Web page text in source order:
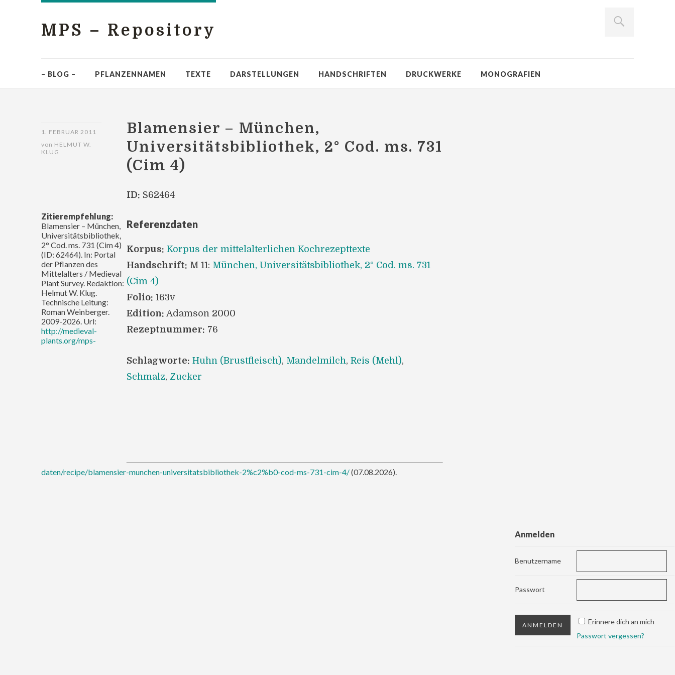
MPS – Repository
– BLOG – PFLANZENNAMEN TEXTE DARSTELLUNGEN HANDSCHRIFTEN DRUCKWERKE MONOGRAFIEN
1. FEBRUAR 2011
von HELMUT W.
KLUG
Blamensier – München,
Universitätsbibliothek, 2° Cod. ms. 731
(Cim 4)
ID: S62464
Referenzdaten
Korpus: Korpus der mittelalterlichen Kochrezepttexte
Handschrift: M 11: München, Universitätsbibliothek, 2° Cod. ms. 731
(Cim 4)
Folio: 163v
Edition: Adamson 2000
Rezeptnummer: 76
Schlagworte: Huhn (Brustfleisch), Mandelmilch,Reis (Mehl),
Schmalz, Zucker
Zitierempfehlung:
Blamensier – München,
Universitätsbibliothek,
2° Cod. ms. 731 (Cim 4)
(ID: 62464). In: Portal
der Pflanzen des
Mittelalters / Medieval
Plant Survey. Redaktion:
Helmut W. Klug.
Technische Leitung:
Roman Weinberger.
2009-2026. Url:
http://medieval-
plants.org/mps-
daten/recipe/blamensier-munchen-universitatsbibliothek-2%c2%b0-cod-ms-731-cim-4/(07.08.2026).
Anmelden
Benutzername
Passwort
Erinnere dich an mich
Passwort vergessen?